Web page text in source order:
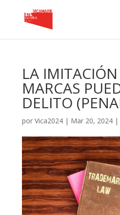
LA
MARCAS
DELITO
por Vica2024| Mar 20, 2024|